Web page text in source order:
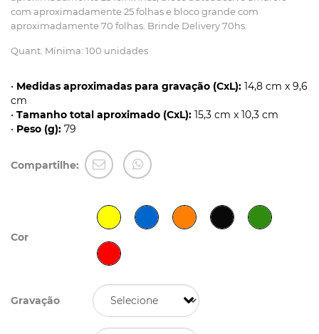
com aproximadamente 25 folhas e bloco grande com
aproximadamente 70 folhas. Brinde Delivery 70hs.
Quant. Mínima: 100 unidades
• Medidas aproximadas para gravação (CxL): 14,8 cm x 9,6
cm
• Tamanho total aproximado (CxL): 15,3 cm x 10,3 cm
• Peso (g): 79
Compartilhe:
Cor
Gravação